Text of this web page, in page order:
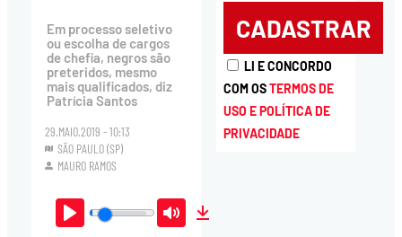
Em processo seletivo
ou escolha de cargos
de chefia, negros são
preteridos, mesmo
mais qualificados, diz
Patrícia Santos
29.MAIO.2019 - 10:13
SÃO PAULO (SP)
MAURO RAMOS
LI E CONCORDO
COM OSTERMOS DE
USO E POLÍTICA DE
PRIVACIDADE